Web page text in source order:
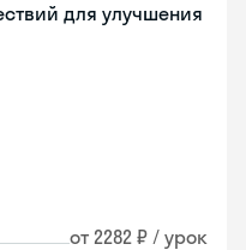
для улучшения
от 2282 ₽ / урок